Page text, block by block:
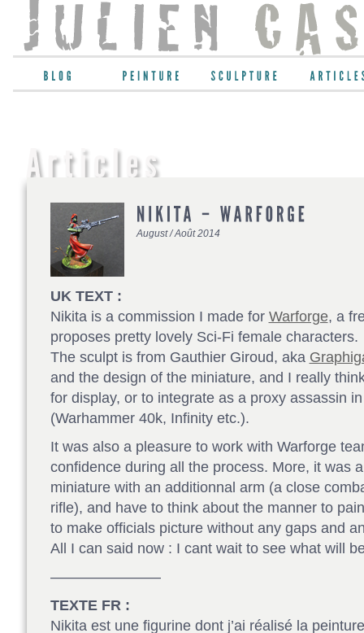
August / Août 2014
UK TEXT :
Nikita is a commission I made for Warforge, a
proposes pretty lovely Sci-Fi female characters.
The sculpt is from Gauthier Giroud, aka
and the design of the miniature, and I really
for display, or to integrate as a proxy assassin
(Warhammer 40k, Infinity etc.).
It was also a pleasure to work with Warforge
confidence during all the process. More, it was
miniature with an additionnal arm (a close
rifle), and have to think about the manner to
to make officials picture without any gaps and
All I can said now : I cant wait to see what will
———————–
TEXTE FR :
Nikita est une figurine dont j’ai réalisé la